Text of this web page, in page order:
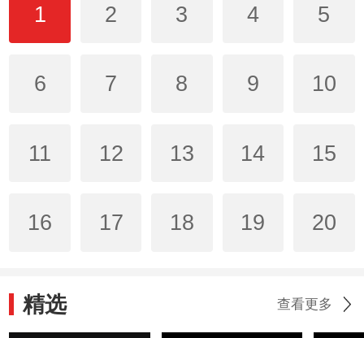
1 2 3 4 5
6 7 8 9 10
11 12 13 14 15
16 17 18 19 20
精选 查看更多